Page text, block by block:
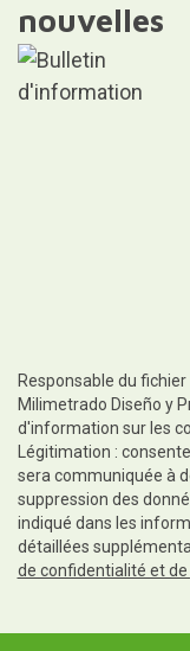
nouvelles
Responsable du
Milimetrado Diseño y
d'information sur les
Légitimation :
sera communiquée à
suppression des
indiqué dans les
détaillées
de confidentialité et